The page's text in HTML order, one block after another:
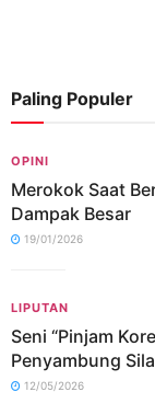
Paling Populer
OPINI
Merokok Saat
Dampak Besar
19/01/2026
LIPUTAN
Seni “Pinjam
Penyambung
12/05/2026